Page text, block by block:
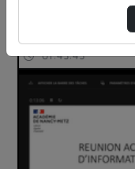
01:45:45